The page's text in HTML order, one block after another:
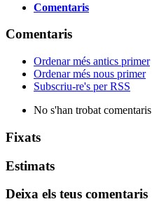
Comentaris
Comentaris
Ordenar més antics primer
Ordenar més nous primer
Subscriu-re's per RSS
No s'han trobat comentaris
Fixats
Estimats
Deixa els teus comentaris